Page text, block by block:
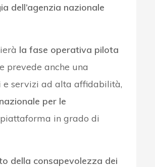
dell’agenzia nazionale
la fase operativa pilota
prevede anche una
servizi ad alta affidabilità,
per le
in grado di
della consapevolezza dei